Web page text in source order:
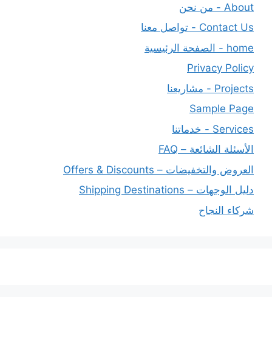
About - من نحن
Contact Us - تواصل معنا
home - الصفحة الرئيسية
Privacy Policy
Projects - مشاريعنا
Sample Page
Services - خدماتنا
الأسئلة الشائعة – FAQ
العروض والتخفيضات – Offers & Discounts
دليل الوجهات – Shipping Destinations
شركاء النجاح